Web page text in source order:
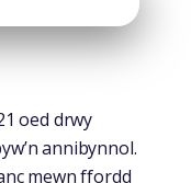
oed drwy
annibynnol.
mewn ffordd